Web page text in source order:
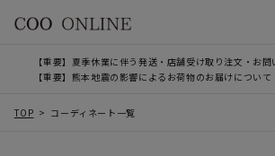
【重要】夏季休業に伴う発送・店舗受け取り注文・お
【重要】熊本地震の影響によるお荷物のお届けについて
TOP コーディネート一覧